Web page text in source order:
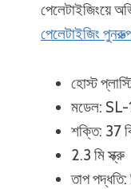
পেলেটাইজিংয়ে
পেলেটাইজিং
হোস্ট
মডেল:
শক্তি: 37
2.3 মি স্ক্রু
তাপ পদ্ধতি: